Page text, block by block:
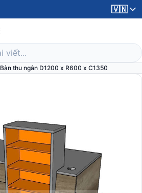
🇻🇳
Bàn thu ngân D1200 x R600 x C1350